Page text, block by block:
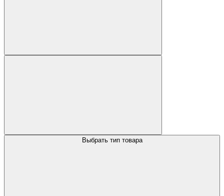
Выбрать тип товара